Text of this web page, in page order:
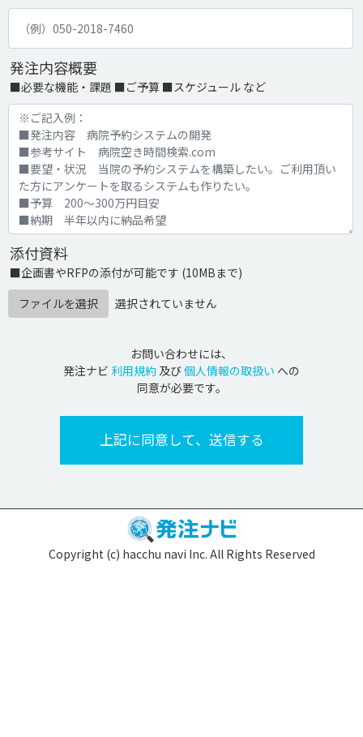
発注内容概要
■必要な機能・課題 ■ご予算 ■スケジュール など
添付資料
■企画書やRFPの添付が可能です (10MBまで)
ファイルを選択
選択されていません
お問い合わせには、
発注ナビ 利用規約 及び個人情報の取扱い への
同意が必要です。
Copyright (c) hacchu navi Inc. All Rights Reserved